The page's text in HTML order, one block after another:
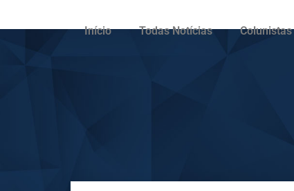
Início Todas Notícias Colunistas